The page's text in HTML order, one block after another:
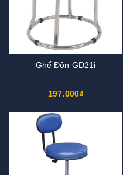
Ghế Đôn GD21i
197.000₫